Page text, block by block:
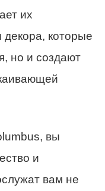
их
которые
но и создают
вы
и
вам не